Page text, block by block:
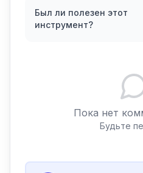
Был ли полезен этот
инструмент?
Пока нет
Будьте